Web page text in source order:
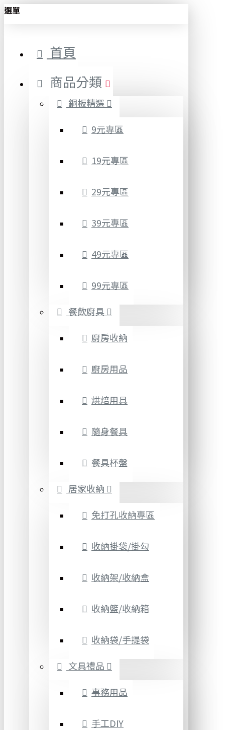
選單
首頁
商品分類
銅板精選
9元專區
19元專區
29元專區
39元專區
49元專區
99元專區
餐飲廚具
廚房收納
廚房用品
烘焙用具
隨身餐具
餐具杯盤
居家收納
免打孔收納專區
收納掛袋/掛勾
收納架/收納盒
收納籃/收納箱
收納袋/手提袋
文具禮品
事務用品
手工DIY